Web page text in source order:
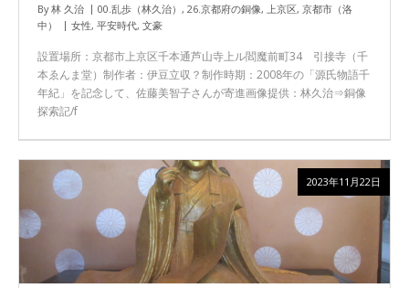
By林 久治 00.乱歩（林久治） , 26.京都府の銅像, 上京区, 京都市（洛
中）
女性, 平安時代, 文豪
設置場所：京都市上京区千本通芦山寺上ル閻魔前町34 引接寺（千
本ゑんま堂）制作者：伊豆立収？制作時期：2008年の「源氏物語千
年紀」を記念して、佐藤美智子さんが寄進画像提供：林久治⇒銅像
探索記/f
2023年11月22日